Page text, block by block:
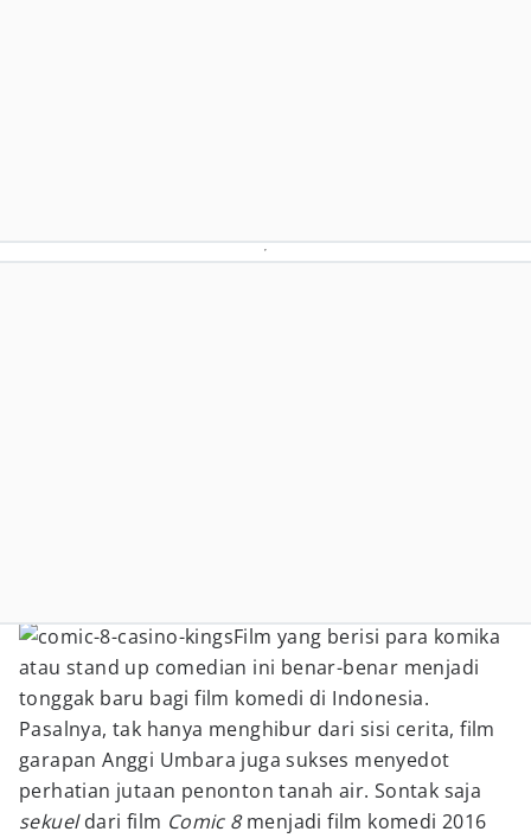
Film yang berisi para komika
atau stand up comedian ini benar-benar menjadi
tonggak baru bagi film komedi di Indonesia.
Pasalnya, tak hanya menghibur dari sisi cerita, film
garapan Anggi Umbara juga sukses menyedot
perhatian jutaan penonton tanah air. Sontak saja
sekueldari film Comic 8menjadi film komedi 2016